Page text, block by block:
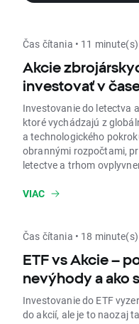
Čas čítania • 11 minute(s)
Akcie
investovať v
Investovanie do letectva
ktoré vychádzajú z
a technologického
obrannými rozpočtami,
letectve a trhom
VIAC
Čas čítania • 18 minute(s)
ETF vs Akcie –
nevýhody a ako
Investovanie do ETF
do akcií, ale je to naozaj